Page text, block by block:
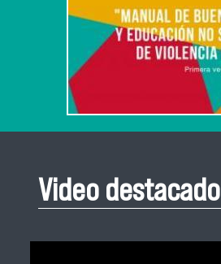
Video destacado